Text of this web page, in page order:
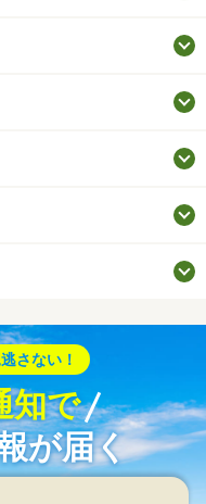
さない！
知で
が届く